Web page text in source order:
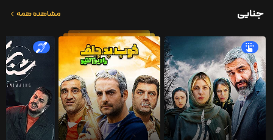
جنایی مشاهده همه